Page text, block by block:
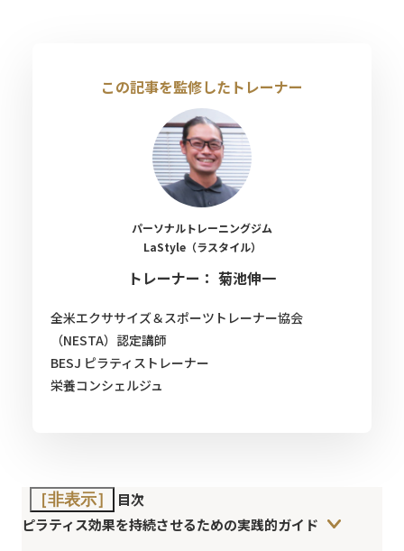
この記事を監修したトレーナー
パーソナルトレーニングジム
LaStyle（ラスタイル）
トレーナー： 菊池伸一
全米エクササイズ＆スポーツトレーナー協会
（NESTA）認定講師
BESJ ピラティストレーナー
栄養コンシェルジュ
［非表示］
目次
ピラティス効果を持続させるための実践的ガイド